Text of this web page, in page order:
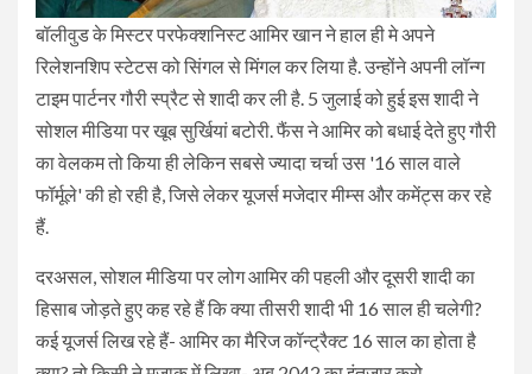
बॉलीवुड के मिस्टर परफेक्शनिस्ट आमिर खान ने हाल ही मे अपने
रिलेशनशिप स्टेटस को सिंगल से मिंगल कर लिया है. उन्होंने अपनी लॉन्ग
टाइम पार्टनर गौरी स्प्रैट से शादी कर ली है. 5 जुलाई को हुई इस शादी ने
सोशल मीडिया पर खूब सुर्खियां बटोरी. फैंस ने आमिर को बधाई देते हुए गौरी
का वेलकम तो किया ही लेकिन सबसे ज्यादा चर्चा उस '16 साल वाले
फॉर्मूले' की हो रही है, जिसे लेकर यूजर्स मजेदार मीम्स और कमेंट्स कर रहे
हैं.
दरअसल, सोशल मीडिया पर लोग आमिर की पहली और दूसरी शादी का
हिसाब जोड़ते हुए कह रहे हैं कि क्या तीसरी शादी भी 16 साल ही चलेगी?
कई यूजर्स लिख रहे हैं- आमिर का मैरिज कॉन्ट्रैक्ट 16 साल का होता है